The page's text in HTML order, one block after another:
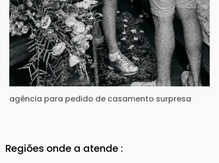
agência para pedido de casamento surpresa
Regiões onde a atende :